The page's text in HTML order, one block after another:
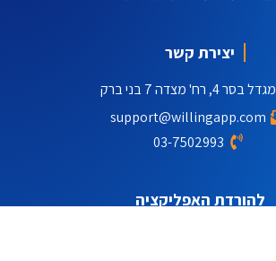
יצירת קשר
מגדל בסר 4, רח' מצדה 7 בני ברק
support@willingapp.com
03-7502993
להורדת האפליקציה